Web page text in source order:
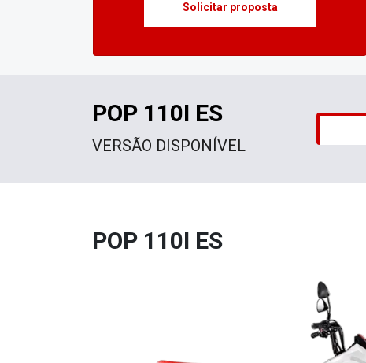
Solicitar proposta
POP 110I ES
VERSÃO DISPONÍVEL
POP 110I ES